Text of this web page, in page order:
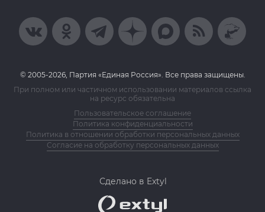
© 2005-2026, Партия «Единая Россия». Все права защищены.
При полном или частичном использовании материалов ссылка
на ресурс обязательна
Пользовательское соглашение
Политика конфиденциальности
Политика в отношении обработки персональных данных
Согласие на обработку персональных данных
Сделано в Extyl